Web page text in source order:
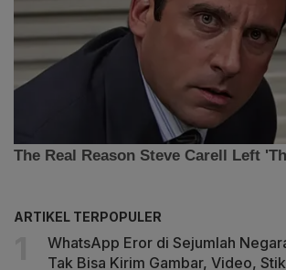
ARTIKEL TERPOPULER
WhatsApp Eror di Sejumlah
Tak Bisa Kirim Gambar, Video,